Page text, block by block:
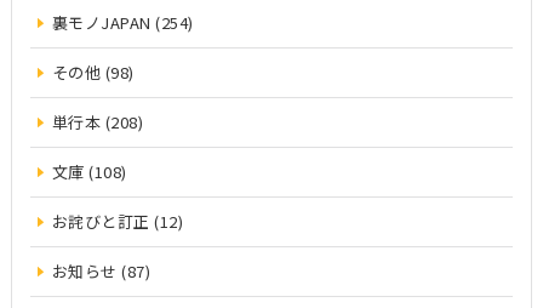
裏モノJAPAN (254)
その他 (98)
単行本 (208)
文庫 (108)
お詫びと訂正 (12)
お知らせ (87)